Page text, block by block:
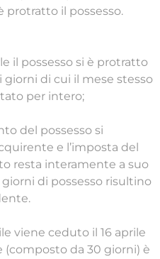
protratto il possesso.
il possesso si è protratto
di cui il mese stesso
per intero;
del possesso si
e l’imposta del
resta interamente a suo
di possesso risultino
viene ceduto il 16 aprile
(composto da 30 giorni) è